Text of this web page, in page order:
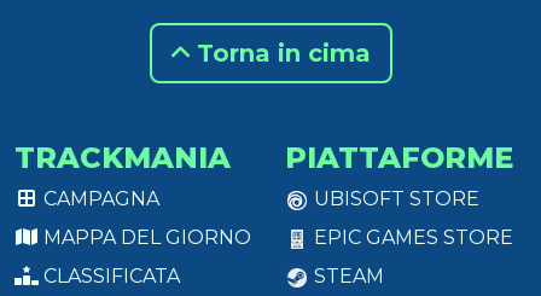
Torna in cima
TRACKMANIA
CAMPAGNA
MAPPA DEL GIORNO
CLASSIFICATA
PIATTAFORME
UBISOFT STORE
EPIC GAMES STORE
STEAM